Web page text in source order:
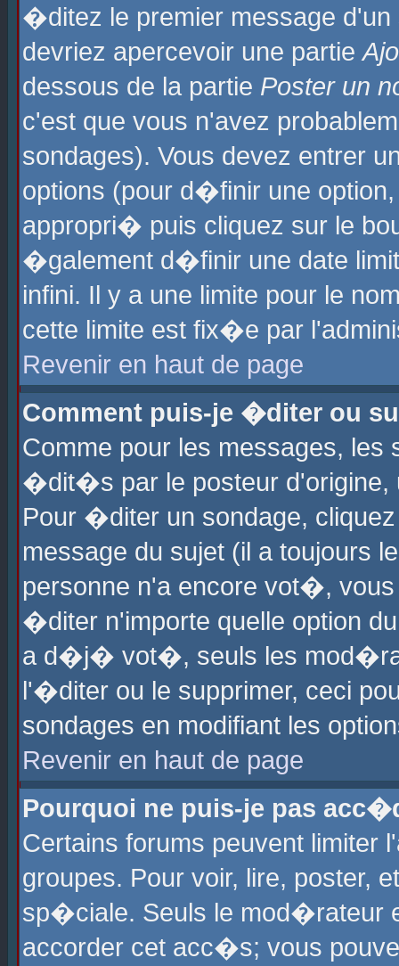
�ditez le premier message
devriez apercevoir une partie
dessous de la partie Poster un
c'est que vous n'avez
sondages). Vous devez entrer
options (pour d�finir une
appropri� puis cliquez sur le
�galement d�finir une date
infini. Il y a une limite pour le
cette limite est fix�e par
Revenir en haut de page
Comment puis-je �diter ou
Comme pour les messages,
�dit�s par le posteur d'origine,
Pour �diter un sondage,
message du sujet (il a toujours
personne n'a encore vot�,
�diter n'importe quelle option
a d�j� vot�, seuls les
l'�diter ou le supprimer, ceci
sondages en modifiant les
Revenir en haut de page
Pourquoi ne puis-je pas
Certains forums peuvent
groupes. Pour voir, lire, poster,
sp�ciale. Seuls le mod�rateur
accorder cet acc�s; vous